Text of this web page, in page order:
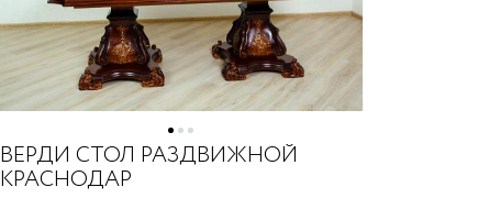
ВЕРДИ СТОЛ РАЗДВИЖНОЙ
КРАСНОДАР